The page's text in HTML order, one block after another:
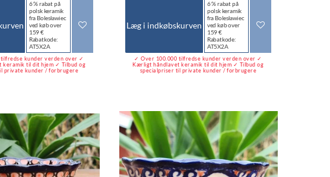
6 % rabat på
polsk keramik
fra Bolesławiec
ved køb over
159 €
Rabatkode:
AT5X2A
kunder verden over ✓
keramik til dit hjem ✓ Tilbud og
private kunder / forbrugere
Læg i indkøbskurven
6 % rabat på
polsk keramik
fra Bolesławiec
ved køb over
159 €
Rabatkode:
AT5X2A
✓ Over 100.000 tilfredse kunder verden over ✓
Kærligt håndlavet keramik til dit hjem ✓ Tilbud og
specialpriser til private kunder / forbrugere